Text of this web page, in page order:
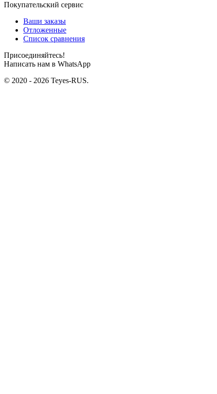
Покупательский сервис
Ваши заказы
Отложенные
Список сравнения
Присоединяйтесь!
Написать нам в WhatsApp
© 2020 - 2026 Teyes-RUS.